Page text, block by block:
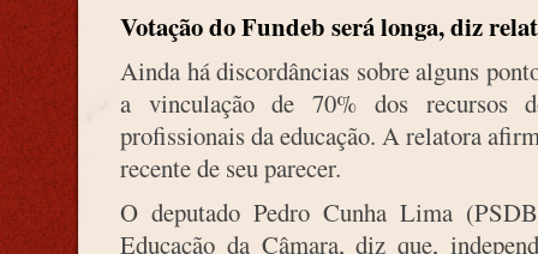
Votação do Fundeb será longa, diz
Ainda há discordâncias sobre alguns
a vinculação de 70% dos recursos
profissionais da educação. A relatora
recente de seu parecer.
O deputado Pedro Cunha Lima
Educação da Câmara, diz que,